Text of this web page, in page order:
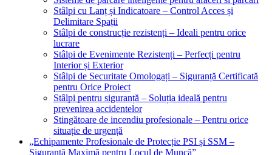
Stâlpi cu Lanț și Indicatoare – Control Acces și
Delimitare Spații
Stâlpi de construcție rezistenți – Ideali pentru orice
lucrare
Stâlpi de Evenimente Rezistenți – Perfecți pentru
Interior și Exterior
Stâlpi de Securitate Omologați – Siguranță Certificată
pentru Orice Proiect
Stâlpi pentru siguranță – Soluția ideală pentru
prevenirea accidentelor
Stingătoare de incendiu profesionale – Pentru orice
situație de urgență
„Echipamente Profesionale de Protecție PSI și SSM –
Siguranță Maximă pentru Locul de Muncă”